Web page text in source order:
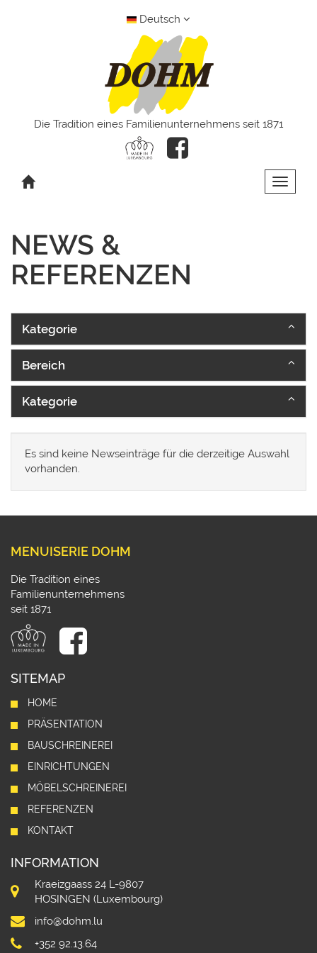
Deutsch
Die Tradition eines Familienunternehmens seit 1871
Toggle
NEWS &
REFERENZEN
Kategorie
Bereich
Kategorie
Es sind keine Newseinträge für die derzeitige Auswahl
vorhanden.
MENUISERIE DOHM
Die Tradition eines
Familienunternehmens
seit 1871
SITEMAP
HOME
PRÄSENTATION
BAUSCHREINEREI
EINRICHTUNGEN
MÖBELSCHREINEREI
REFERENZEN
KONTAKT
INFORMATION
Kraeizgaass 24 L-9807
HOSINGEN (Luxembourg)
info@dohm.lu
+352 92.13.64